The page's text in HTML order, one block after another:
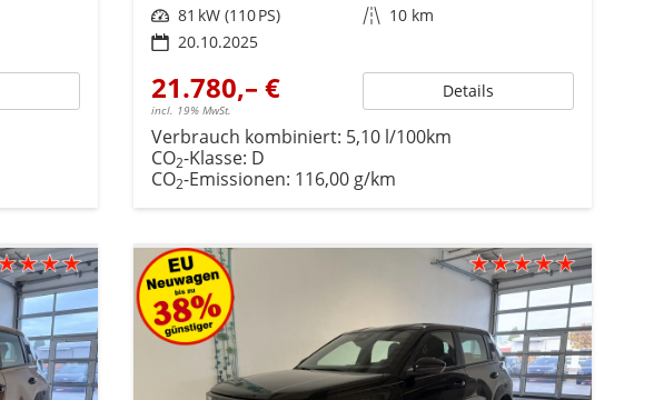
Leistung 81 kW (110 PS) Kilometerstand 10 km
20.10.2025
21.780,– €
incl. 19% MwSt.
Details
Verbrauch kombiniert: 5,10 l/100km
CO2-Klasse: D
CO2-Emissionen: 116,00 g/km